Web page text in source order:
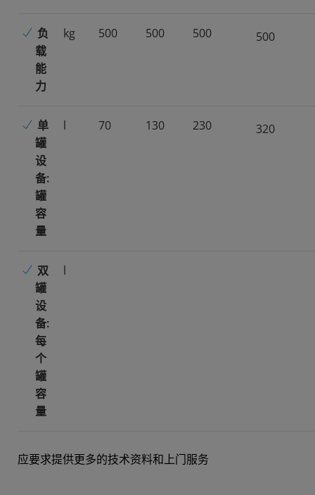
负
载
能
力
kg 500 500 500 500
单
罐
设
备:
罐
容
量
l 70 130 230 320
双
罐
设
备:
每
个
罐
容
量
l
应要求提供更多的技术资料和上门服务